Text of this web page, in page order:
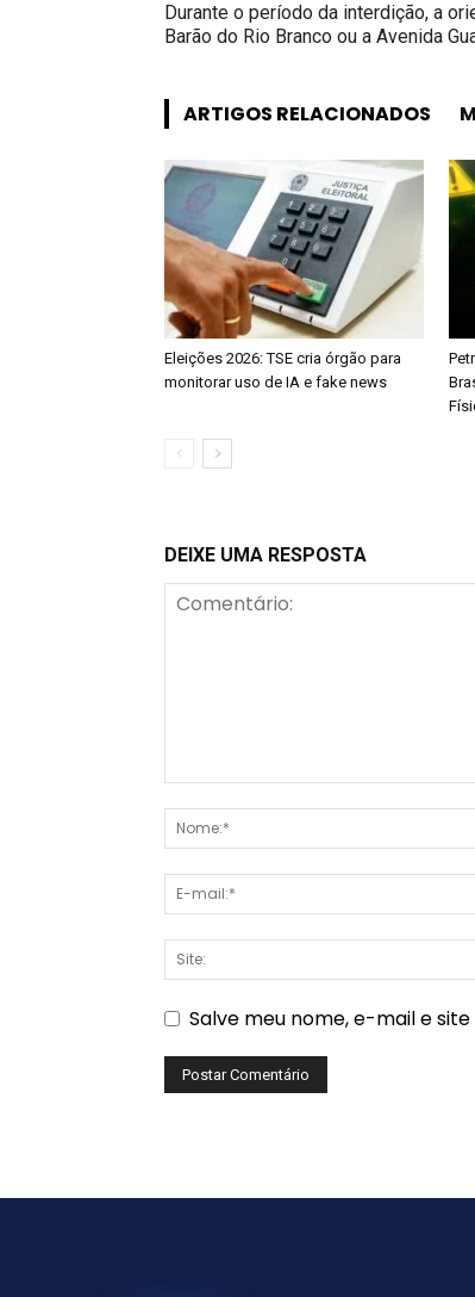
Durante o período da interdição, a
Barão do Rio Branco ou a Avenida
ARTIGOS RELACIONADOS
Eleições 2026: TSE cria órgão para
monitorar uso de IA e fake news
DEIXE UMA RESPOSTA
Salve meu nome, e-mail e